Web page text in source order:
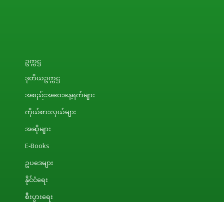
ဥက္ကဋ္ဌ
ဒုတိယဥက္ကဋ္ဌ
အစည်းအဝေးနေ့ရက်များ
ကိုယ်စားလှယ်များ
အဆိုများ
E-Books
ဥပဒေများ
နိုင်ငံရေး
စီးပွားရေး